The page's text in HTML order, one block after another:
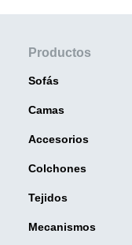
Productos
Sofás
Camas
Accesorios
Colchones
Tejidos
Mecanismos